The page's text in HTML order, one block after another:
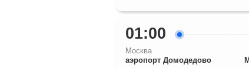
01:00
Москва
аэропорт Домодедово